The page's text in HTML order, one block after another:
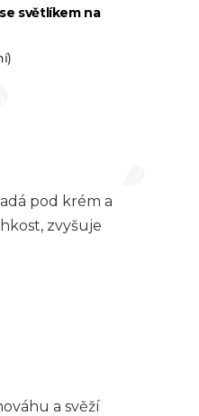
světlíkem na
pod krém a
zvyšuje
a svěží